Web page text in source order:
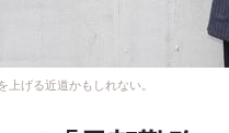
げる近道かもしれない。